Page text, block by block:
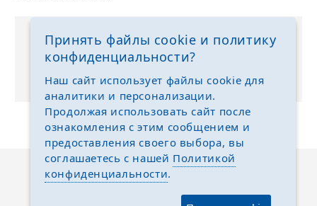
Выкуп без размерных рядов
Отгружаем любые размеры одежды и обуви на
ваш выбор
Описание Отзывы
Принять файлы cookie и политику
конфиденциальности?
Наш сайт использует файлы cookie для
аналитики и персонализации.
Продолжая использовать сайт после
ознакомления с этим сообщением и
предоставления своего выбора, вы
соглашаетесь с нашей Политикой
конфиденциальности.